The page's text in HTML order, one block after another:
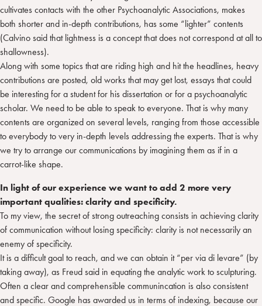
cultivates contacts with the other Psychoanalytic Associations, makes
both shorter and in-depth contributions, has some “lighter” contents
(Calvino said that lightness is a concept that does not correspond at all to
shallowness).
Along with some topics that are riding high and hit the headlines, heavy
contributions are posted, old works that may get lost, essays that could
be interesting for a student for his dissertation or for a psychoanalytic
scholar. We need to be able to speak to everyone. That is why many
contents are organized on several levels, ranging from those accessible
to everybody to very in-depth levels addressing the experts. That is why
we try to arrange our communications by imagining them as if in a
carrot-like shape.
In light of our experience we want to add 2 more very
important qualities: clarity and specificity.
To my view, the secret of strong outreaching consists in achieving clarity
of communication without losing specificity: clarity is not necessarily an
enemy of specificity.
It is a difficult goal to reach, and we can obtain it “per via di levare” (by
taking away), as Freud said in equating the analytic work to sculpturing.
Often a clear and comprehensible communincation is also consistent
and specific. Google has awarded us in terms of indexing, because our